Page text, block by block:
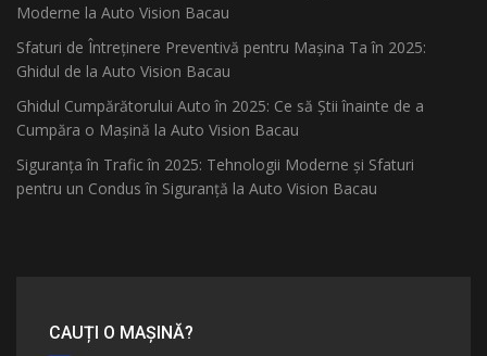
Moderne la Auto Vision Bacau
Sfaturi de Întreținere Preventivă pentru Mașina Ta în 2025:
Ghidul de la Auto Vision Bacau
Ghidul Cumpărătorului Auto în 2025: Ce să Știi înainte de a
Cumpăra o Mașină la Auto Vision Bacau
Siguranța în Trafic în 2025: Tehnologii Moderne și Sfaturi
pentru un Condus în Siguranță la Auto Vision Bacau
CAUȚI O MAȘINĂ?